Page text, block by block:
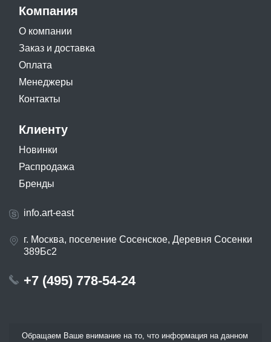
Компания
О компании
Заказ и доставка
Оплата
Менеджеры
Контакты
Клиенту
Новинки
Распродажа
Бренды
info.art-east
г. Москва, поселение Сосенское, Деревня Сосенки
389Бс2
+7 (495) 778-54-24
Обращаем Ваше внимание на то, что информация на данном